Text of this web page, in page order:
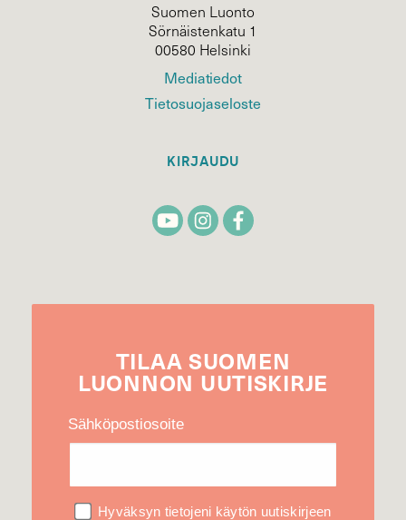
Suomen Luonto
Sörnäistenkatu 1
00580 Helsinki
Mediatiedot
Tietosuojaseloste
KIRJAUDU
TILAA SUOMEN
LUONNON UUTIS­KIRJE
Sähköpostiosoite
Hyväksyn tietojeni käytön uutiskirjeen